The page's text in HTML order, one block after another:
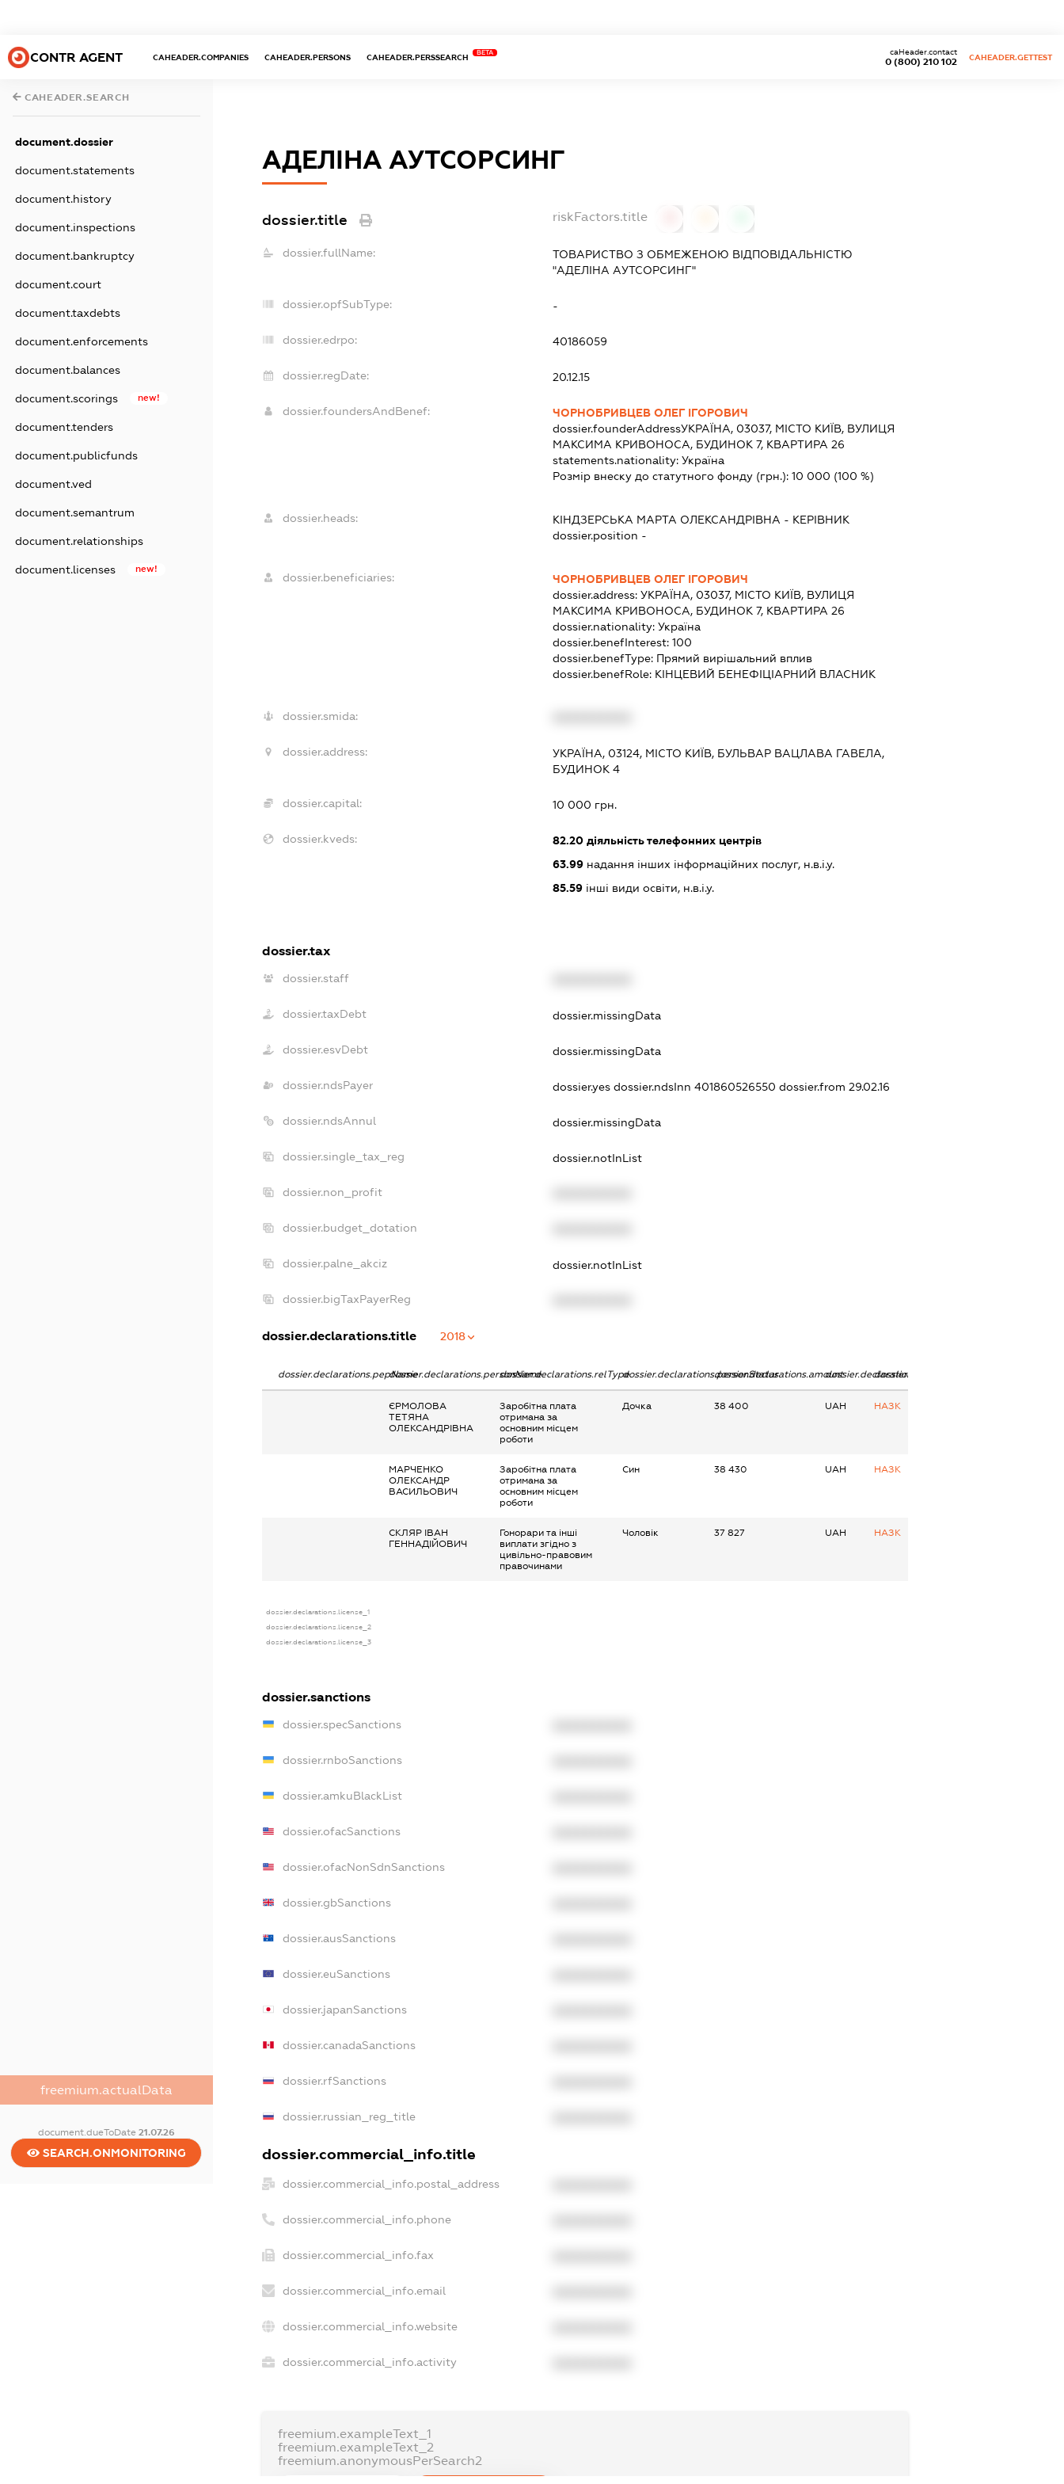
CONTR AGENT CAHEADER.COMPANIES CAHEADER.PERSONS CAHEADER.PERSSEARCH
BETA
0 (800) 210 102
caHeader.contact
CAHEADER.GETTEST
CAHEADER.SEARCH
document.dossier
document.statements
document.history
document.inspections
document.bankruptcy
document.court
document.taxdebts
document.enforcements
document.balances
document.scorings new!
document.tenders
document.publicfunds
document.ved
document.semantrum
document.relationships
document.licenses new!
freemium.actualData
document.dueToDate 21.07.26
SEARCH.ONMONITORING
АДЕЛІНА АУТСОРСИНГ
dossier.title riskFactors.title
dossier.fullName:
ТОВАРИСТВО З ОБМЕЖЕНОЮ ВІДПОВІДАЛЬНІСТЮ
"АДЕЛІНА АУТСОРСИНГ"
dossier.opfSubType: -
dossier.edrpo: 40186059
dossier.regDate: 20.12.15
dossier.foundersAndBenef:
ЧОРНОБРИВЦЕВ ОЛЕГ ІГОРОВИЧ
dossier.founderAddressУКРАЇНА, 03037, МІСТО КИЇВ, ВУЛИЦЯ
МАКСИМА КРИВОНОСА, БУДИНОК 7, КВАРТИРА 26
statements.nationality:Україна
Розмір внеску до статутного фонду (грн.):10 000 (100 %)
dossier.heads: КІНДЗЕРСЬКА МАРТА ОЛЕКСАНДРІВНА - КЕРІВНИК
dossier.position -
dossier.beneficiaries:
ЧОРНОБРИВЦЕВ ОЛЕГ ІГОРОВИЧ
dossier.address:УКРАЇНА, 03037, МІСТО КИЇВ, ВУЛИЦЯ
МАКСИМА КРИВОНОСА, БУДИНОК 7, КВАРТИРА 26
dossier.nationality:Україна
dossier.benefInterest:100
dossier.benefType: Прямий вирішальний вплив
dossier.benefRole: КІНЦЕВИЙ БЕНЕФІЦІАРНИЙ ВЛАСНИК
dossier.smida:
dossier.address:
УКРАЇНА, 03124, МІСТО КИЇВ, БУЛЬВАР ВАЦЛАВА ГАВЕЛА,
БУДИНОК 4
dossier.capital: 10 000 грн.
dossier.kveds: 82.20 діяльність телефонних центрів
63.99 надання інших інформаційних послуг, н.в.і.у.
85.59 інші види освіти, н.в.і.у.
dossier.tax
dossier.staff
dossier.taxDebt dossier.missingData
dossier.esvDebt dossier.missingData
dossier.ndsPayer dossier.yesdossier.ndsInn 401860526550dossier.from 29.02.16
dossier.ndsAnnul dossier.missingData
dossier.single_tax_reg dossier.notInList
dossier.non_profit
dossier.budget_dotation
dossier.palne_akciz dossier.notInList
dossier.bigTaxPayerReg
dossier.declarations.title 2018
dossier.declarations.pepNamedossier.declarations.personNamedossier.declarations.relTypedossier.declarations.personStatusdossier.declarations.amountdossier.declarations.currency
dossier.declarations.source
ЄРМОЛОВА
ТЕТЯНА
ОЛЕКСАНДРІВНА
Заробітна плата
отримана за
основним місцем
роботи
Дочка 38 400 UAH НАЗК
МАРЧЕНКО
ОЛЕКСАНДР
ВАСИЛЬОВИЧ
Заробітна плата
отримана за
основним місцем
роботи
Син 38 430 UAH НАЗК
СКЛЯР ІВАН
ГЕННАДІЙОВИЧ
Гонорари та інші
виплати згідно з
цивільно-правовим
правочинами
Чоловік 37 827 UAH НАЗК
dossier.declarations.license_1
dossier.declarations.license_2
dossier.declarations.license_3
dossier.sanctions
dossier.specSanctions
dossier.rnboSanctions
dossier.amkuBlackList
dossier.ofacSanctions
dossier.ofacNonSdnSanctions
dossier.gbSanctions
dossier.ausSanctions
dossier.euSanctions
dossier.japanSanctions
dossier.canadaSanctions
dossier.rfSanctions
dossier.russian_reg_title
dossier.commercial_info.title
dossier.commercial_info.postal_address
dossier.commercial_info.phone
dossier.commercial_info.fax
dossier.commercial_info.email
dossier.commercial_info.website
dossier.commercial_info.activity
freemium.exampleText_1
freemium.exampleText_2
freemium.anonymousPerSearch2